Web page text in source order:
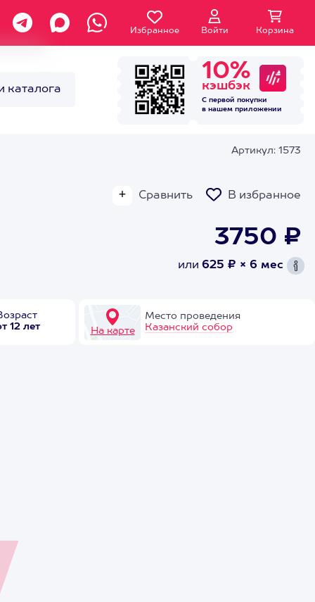
Избранное Войти Корзина
каталога
10%
кэшбэк
С первой покупки
в нашем приложении
Артикул: 1573
Сравнить В избранное
3750 ₽
или 625 ₽ × 6 мес
12 лет
На карте
Место проведения
Казанский собор